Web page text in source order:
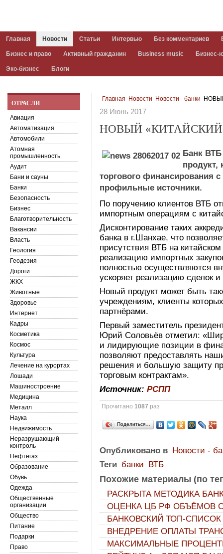
Главная Новости Статьи Интервью Без комментариев
Бизнес и право Активный гражданин Business music Бизнес-
Эко-бизнес Блоги
Главная Новости Новости - банки
28 Июнь 2017
НОВЫЙ
Банк
продукт,
торгового финансирования
профильные источники.
По поручению клиентов ВТБ
импортным операциям с
Дисконтирование таких
банка в г.Шанхае, что
присутствия ВТБ на
реализацию импортных
полностью осуществляются
ускоряет реализацию сделок
Новый продукт может быть
учреждениям, клиенты
партнёрами.
Первый заместитель
Юрий Соловьёв отметил:
и лидирующие позиции в
позволяют предоставлять
решения и большую защиту
торговым контрактам».
Источник:РСПП
Прочитано1087 раз
Поделиться…
Опубликовано в Новости -
Теги банки ВТБ
Похожие материалы (по
РАСКРЫТА МЕТОДИКА
ОЦЕНКА ЦБ РФ ОБЪЁМОВ
БАНКОВСКИЙ ТОП-
ВНЕДРЕНИЕ ОПЛАТЫ
МАКСИМАЛЬНЫЕ
ОТРАСЛИ
Авиация
Автоматизация
Автомобили
Атомная
промышленность
Аудит
Бани и сауны
Банки
Безопасность
Бизнес
Благотворительность
Вакансии
Власть
Геология
Геодезия
Дороги
ЖКХ
Животные
Здоровье
Интернет
Кадры
Косметика
Космос
Культура
Лечение на курортах
Лошади
Машиностроение
Медицина
Металл
Наука
Недвижимость
Неразрушающий
контроль
Нефтегаз
Образование
Обувь
Одежда
Общественные
организации
Общество
Питание
Подарки
Право